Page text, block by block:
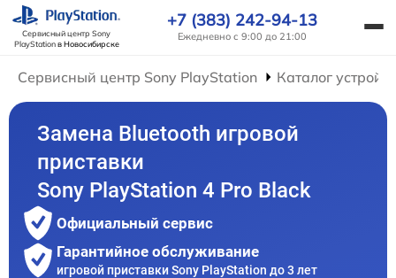
Сервисный центр Sony
PlayStationв Новосибирске
+7 (383) 242-94-13
Ежедневно с 9:00 до 21:00
Сервисный центр Sony PlayStation Каталог
Замена Bluetooth игровой
приставки
Sony PlayStation 4 Pro Black
Официальный сервис
Гарантийное обслуживание
игровой приставки Sony PlayStation до 3 лет